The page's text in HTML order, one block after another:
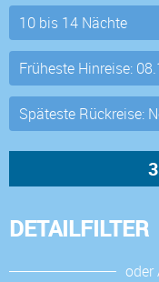
DETAILFILTER
oder